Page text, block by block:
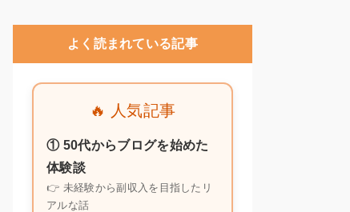
よく読まれている記事
🔥 人気記事
① 50代からブログを始めた
体験談
👉 未経験から副収入を目指したリ
アルな話